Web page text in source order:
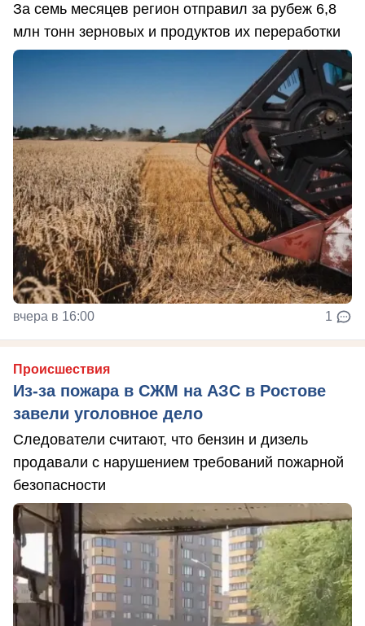
За семь месяцев регион отправил за рубеж 6,8
млн тонн зерновых и продуктов их переработки
вчера в 16:00 1
Происшествия
Из-за пожара в СЖМ на АЗС в Ростове
завели уголовное дело
Следователи считают, что бензин и дизель
продавали с нарушением требований пожарной
безопасности